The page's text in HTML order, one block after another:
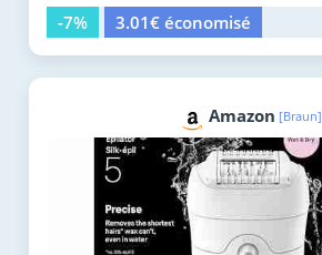
-7%
3.01€ économisé
Amazon [Braun]